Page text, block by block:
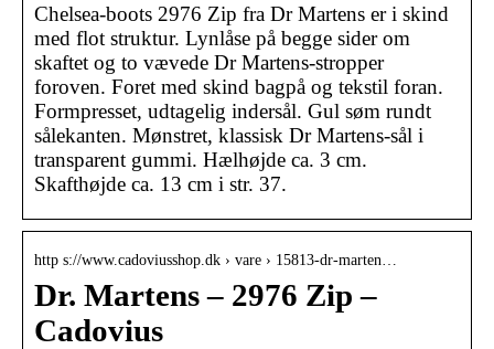
Chelsea-boots 2976 Zip fra Dr Martens er i skind
med flot struktur. Lynlåse på begge sider om
skaftet og to vævede Dr Martens-stropper
foroven. Foret med skind bagpå og tekstil foran.
Formpresset, udtagelig indersål. Gul søm rundt
sålekanten. Mønstret, klassisk Dr Martens-sål i
transparent gummi. Hælhøjde ca. 3 cm.
Skafthøjde ca. 13 cm i str. 37.
http s://www.cadoviusshop.dk › vare › 15813-dr-marten…
Dr. Martens – 2976 Zip –
Cadovius